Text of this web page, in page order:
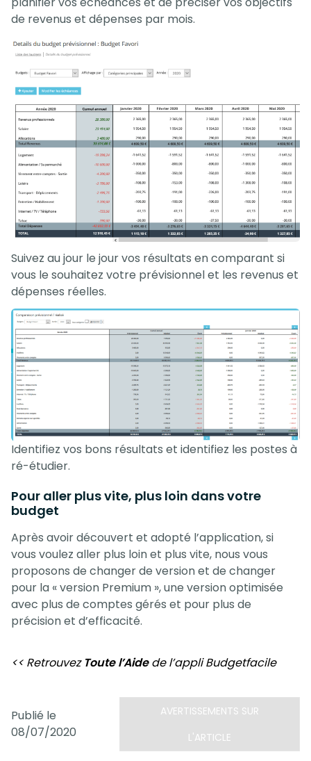
de revenus et dépenses par mois.
Suivez au jour le jour vos résultats en comparant si
vous le souhaitez votre prévisionnel et les revenus et
dépenses réelles.
Identifiez vos bons résultats et identifiez les postes à
ré-étudier.
Pour aller plus vite, plus loin dans votre
budget
Après avoir découvert et adopté l’application, si
vous voulez aller plus loin et plus vite, nous vous
proposons de changer de version et de changer
pour la « version Premium », une version optimisée
avec plus de comptes gérés et pour plus de
précision et d’efficacité.
<< Retrouvez Toute l’Aidede l’appli Budgetfacile
Publié le
08/07/2020
AVERTISSEMENTS SUR
L'ARTICLE